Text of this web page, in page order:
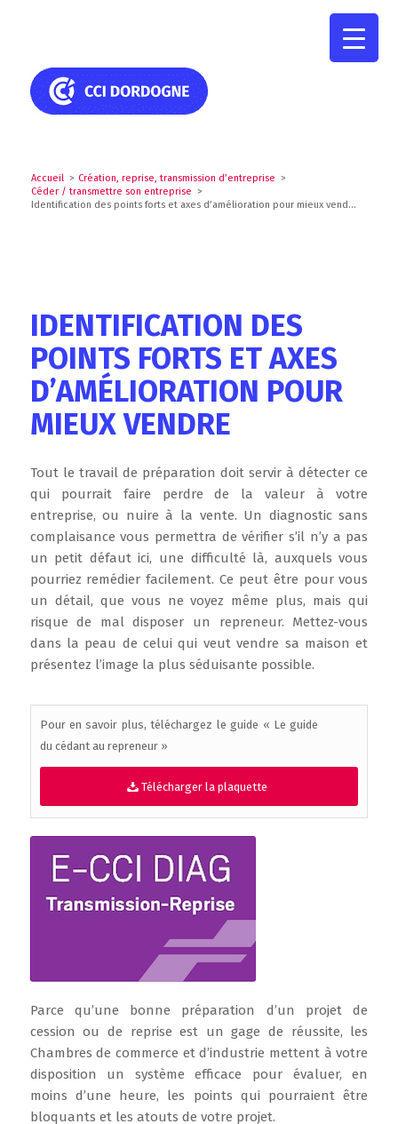
Accueil > Création, reprise, transmission d’entreprise >
Céder / transmettre son entreprise >
Identification des points forts et axes d’amélioration pour mieux vend...
IDENTIFICATION DES
POINTS FORTS ET AXES
D’AMÉLIORATION POUR
MIEUX VENDRE
Tout le travail de préparation doit servir à détecter ce
qui pourrait faire perdre de la valeur à votre
entreprise, ou nuire à la vente. Un diagnostic sans
complaisance vous permettra de vérifier s’il n’y a pas
un petit défaut ici, une difficulté là, auxquels vous
pourriez remédier facilement. Ce peut être pour vous
un détail, que vous ne voyez même plus, mais qui
risque de mal disposer un repreneur. Mettez-vous
dans la peau de celui qui veut vendre sa maison et
présentez l’image la plus séduisante possible.
Pour en savoir plus, téléchargez le guide « Le guide
du cédant au repreneur »
Télécharger la plaquette
Parce qu’une bonne préparation d’un projet de
cession ou de reprise est un gage de réussite, les
Chambres de commerce et d’industrie mettent à votre
disposition un système efficace pour évaluer, en
moins d’une heure, les points qui pourraient être
bloquants et les atouts de votre projet.